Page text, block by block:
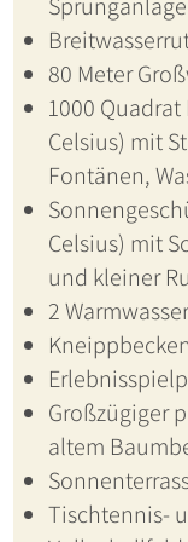
80 Meter
1000 Quadrat
Celsius) mit
Fontänen,
Celsius) mit
und kleiner
2
Kneippbecken
Großzügiger
altem
Tischtennis-